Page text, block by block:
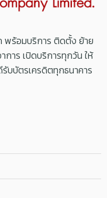
พร้อมบริการ ติดตั้ง ย้าย
การ เปิดบริการทุกวัน ให้
บบัตรเครดิตทุกธนาคาร